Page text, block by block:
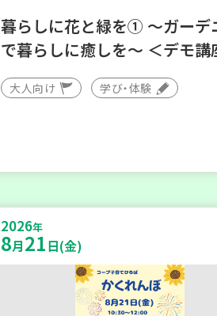
暮らしに花と緑を① ～ガーデ
で暮らしに癒しを～ ＜デモ講
大人向け 学び・体験
2026年
8月21日(金)